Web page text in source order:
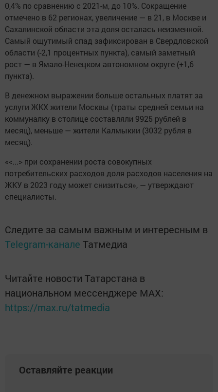
0,4% по сравнению с 2021-м, до 10%. Сокращение
отмечено в 62 регионах, увеличение — в 21, в Москве и
Сахалинской области эта доля осталась неизменной.
Самый ощутимый спад зафиксирован в Свердловской
области (-2,1 процентных пункта), самый заметный
рост — в Ямало-Ненецком автономном округе (+1,6
пункта).
В денежном выражении больше остальных платят за
услуги ЖКХ жители Москвы (траты средней семьи на
коммуналку в столице составляли 9925 рублей в
месяц), меньше — жители Калмыкии (3032 рубля в
месяц).
«<...> при сохранении роста совокупных
потребительских расходов доля расходов населения на
ЖКУ в 2023 году может снизиться», — утверждают
специалисты.
Следите за самым важным и интересным в
Telegram-канале Татмедиа
Читайте новости Татарстана в
национальном мессенджере MАХ:
https://max.ru/tatmedia
Оставляйте реакции